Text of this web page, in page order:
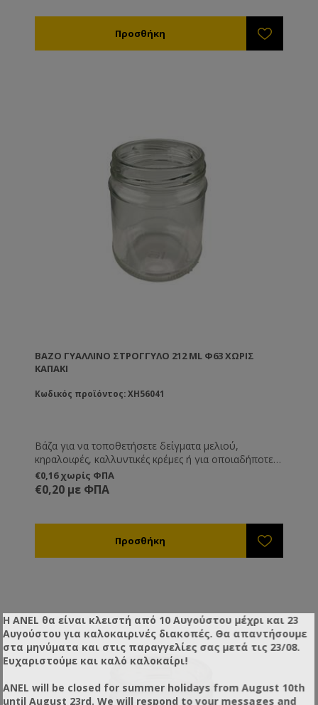
ΒΆΖΟ ΓΥΆΛΛΙΝΟ ΣΤΡΟΓΓΥΛΌ 212 ML Φ63 ΧΩΡΊΣ
ΚΑΠΆΚΙ
Κωδικός προϊόντος: XH56041
Βάζα για να τοποθετήσετε δείγματα μελιού,
κηραλοιφές, καλλυντικές κρέμες ή για οποιαδήποτε
άλλη χρήση εσείς επιθυμείτε.
€0,16 χωρίς ΦΠΑ
€0,20 με ΦΠΑ
Η ANEL θα είναι κλειστή από 10 Αυγούστου μέχρι και 23
Αυγούστου για καλοκαιρινές διακοπές. Θα απαντήσουμε
στα μηνύματα και στις παραγγελίες σας μετά τις 23/08.
Ευχαριστούμε και καλό καλοκαίρι!
ANEL will be closed for summer holidays from August 10th
until August 23rd. We will respond to your messages and